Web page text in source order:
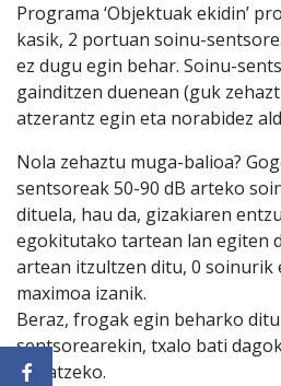
Programa ‘Objektuak ekidin’
kasik, 2 portuan soinu-
ez dugu egin behar. Soinu-
gainditzen duenean (guk
atzerantz egin eta norabidez
Nola zehaztu muga-balioa?
sentsoreak 50-90 dB arteko
dituela, hau da, gizakiaren
egokitutako tartean lan egiten
artean itzultzen ditu, 0 soinurik
maximoa izanik.
Beraz, frogak egin beharko
sentsorearekin, txalo bati
finkatzeko.